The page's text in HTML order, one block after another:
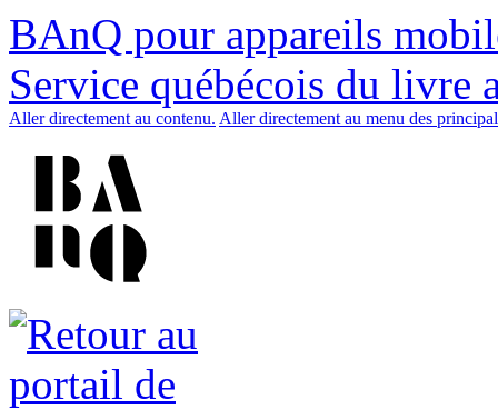
BAnQ pour appareils
Service québécois du livre
Aller directement au contenu. Aller directement au menu des